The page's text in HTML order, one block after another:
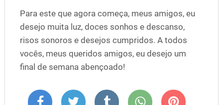
Para este que agora começa, meus amigos, eu
desejo muita luz, doces sonhos e descanso,
risos sonoros e desejos cumpridos. A todos
vocês, meus queridos amigos, eu desejo um
final de semana abençoado!